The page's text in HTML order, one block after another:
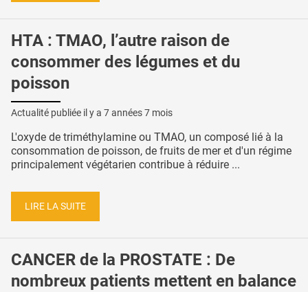
HTA : TMAO, l’autre raison de
consommer des légumes et du
poisson
Actualité publiée il y a 7 années 7 mois
L'oxyde de triméthylamine ou TMAO, un composé lié à la
consommation de poisson, de fruits de mer et d'un régime
principalement végétarien contribue à réduire ...
LIRE LA SUITE
CANCER de la PROSTATE : De
nombreux patients mettent en balance